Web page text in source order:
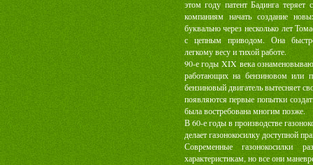
этом году патент Бадинга
компаниям начать создание
буквально через несколько лет
с цепным приводом. Она быстро
легкому весу и тихой работе.
90-е годы XIX века
работающих на бензиновом или
бензиновый двигатель вытесняет
появляются первые попытки
была востребована многим позже.
В 60-е годы в производстве
делает газонокосилку доступной
Современные газонокосилки
характеристикам, но все они